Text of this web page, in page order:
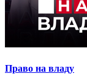
Право на владу